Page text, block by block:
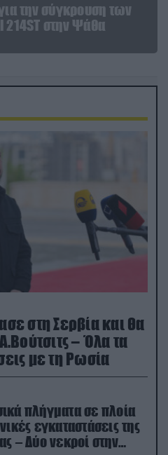
την σύγκρουση των
214ST στην Ψάθα
στη Σερβία και θα
– Όλα τα
με τη Ρωσία
πλήγματα σε πλοία
εγκαταστάσεις της
– Δύο νεκροί στην